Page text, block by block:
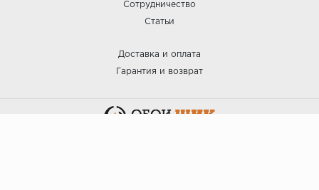
Сотрудничество
Статьи
Доставка и оплата
Гарантия и возврат